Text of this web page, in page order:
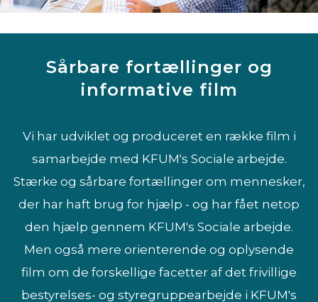
Sårbare fortællinger og
informative film
Vi har udviklet og produceret en række film i
samarbejde med KFUM's Sociale arbejde.
Stærke og sårbare fortællinger om mennesker,
der har haft brug for hjælp - og har fået netop
den hjælp gennem KFUM's Sociale arbejde.
Men også mere orienterende og oplysende
film om de forskellige facetter af det frivillige
bestyrelses- og styregruppearbejde i KFUM's